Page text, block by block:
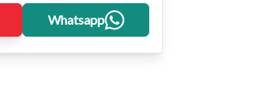
Whatsapp